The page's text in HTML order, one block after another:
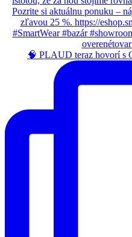
🧠 PLAUD teraz hovorí s